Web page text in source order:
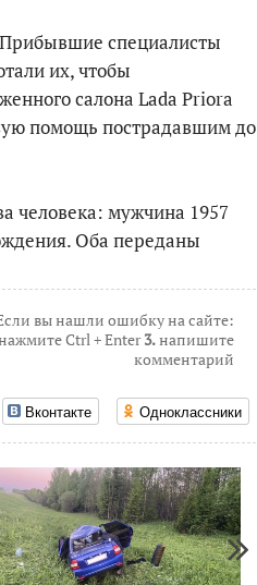
Прибывшие специалисты
их, чтобы
салона Lada Priora
помощь пострадавшим до
человека: мужчина 1957
Оба переданы
вы нашли ошибку на сайте:
Ctrl + Enter3.напишите
комментарий
Вконтакте Одноклассники